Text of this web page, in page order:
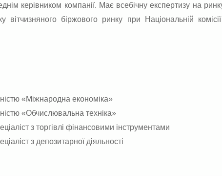
керівником компанії. Має всебічну експертизу на
вітчизняного біржового ринку при Національній
«Міжнародна економіка»
«Обчислювальна техніка»
з торгівлі фінансовими інструментами
з депозитарної діяльності